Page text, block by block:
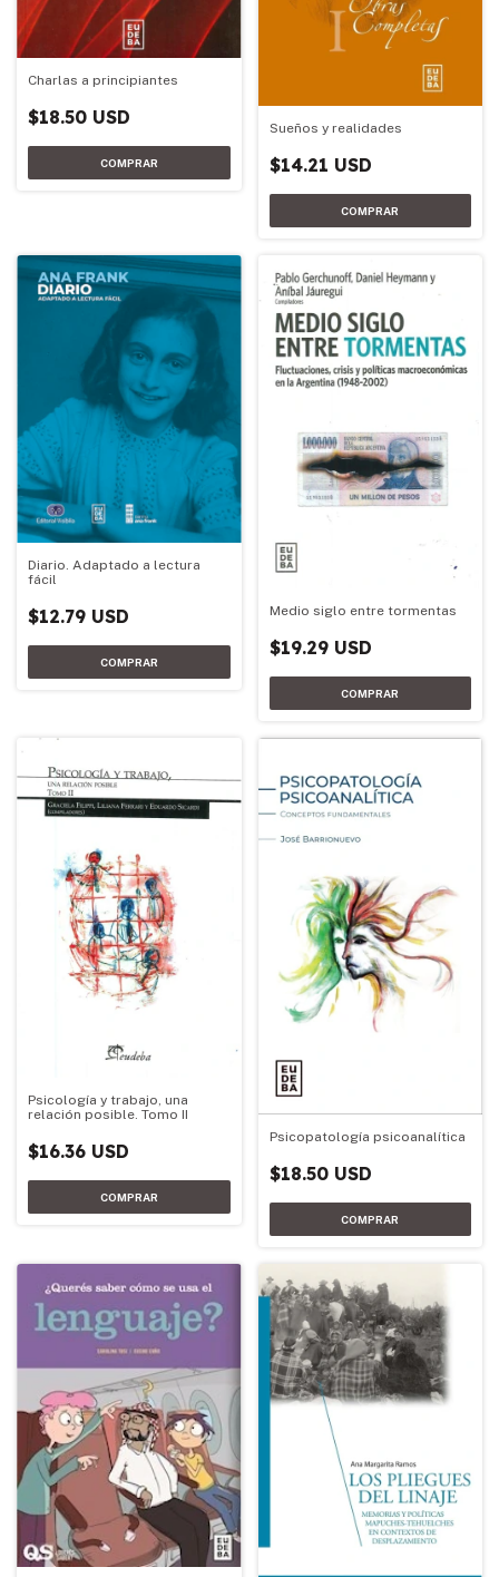
Charlas a principiantes
$18.50 USD
Sueños y realidades
$14.21 USD
Diario. Adaptado a lectura
fácil
$12.79 USD Medio siglo entre tormentas
$19.29 USD
Psicología y trabajo, una
relación posible. Tomo II
$16.36 USD
Psicopatología psicoanalítica
$18.50 USD